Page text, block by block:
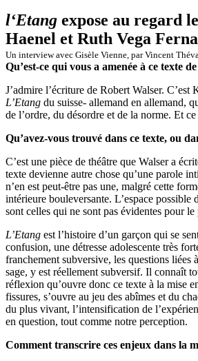
l‘Etang expose au regard
Haenel et Ruth Vega
Un interview avec Gisèle Vienne, par Vincent
Qu’est-ce qui vous a amenée à ce texte
J’admire l’écriture de Robert Walser.
L’Etang du suisse- allemand en allemand,
de l’ordre, du désordre et de la norme. Et
Qu’avez-vous trouvé dans ce texte, ou
C’est une pièce de théâtre que Walser a
texte devienne autre chose qu’une parole
n’en est peut-être pas une, malgré cette
intérieure bouleversante. L’espace
sont celles qui ne sont pas évidentes pour
L’Etang est l’histoire d’un garçon qui se
confusion, une détresse adolescente très
franchement subversive, les questions
sage, y est réellement subversif. Il connaît
réflexion qu’ouvre donc ce texte à la mise
fissures, s’ouvre au jeu des abîmes et du
du plus vivant, l’intensification de
en question, tout comme notre perception.
Comment transcrire ces enjeux dans la